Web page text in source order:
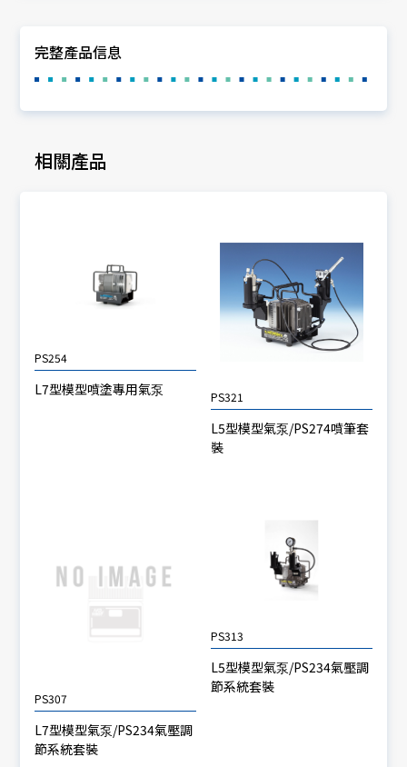
完整產品信息
相關產品
PS254
L7型模型噴塗專用氣泵 PS321
L5型模型氣泵/PS274噴筆套
裝
PS307
L7型模型氣泵/PS234氣壓調
節系統套裝
PS313
L5型模型氣泵/PS234氣壓調
節系統套裝